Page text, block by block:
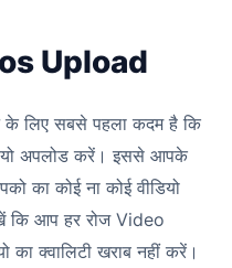
Upload
लिए सबसे पहला कदम है कि
अपलोड करें। इससे आपके
का कोई ना कोई वीडियो
कि आप हर रोज Video
क्वालिटी खराब नहीं करें।